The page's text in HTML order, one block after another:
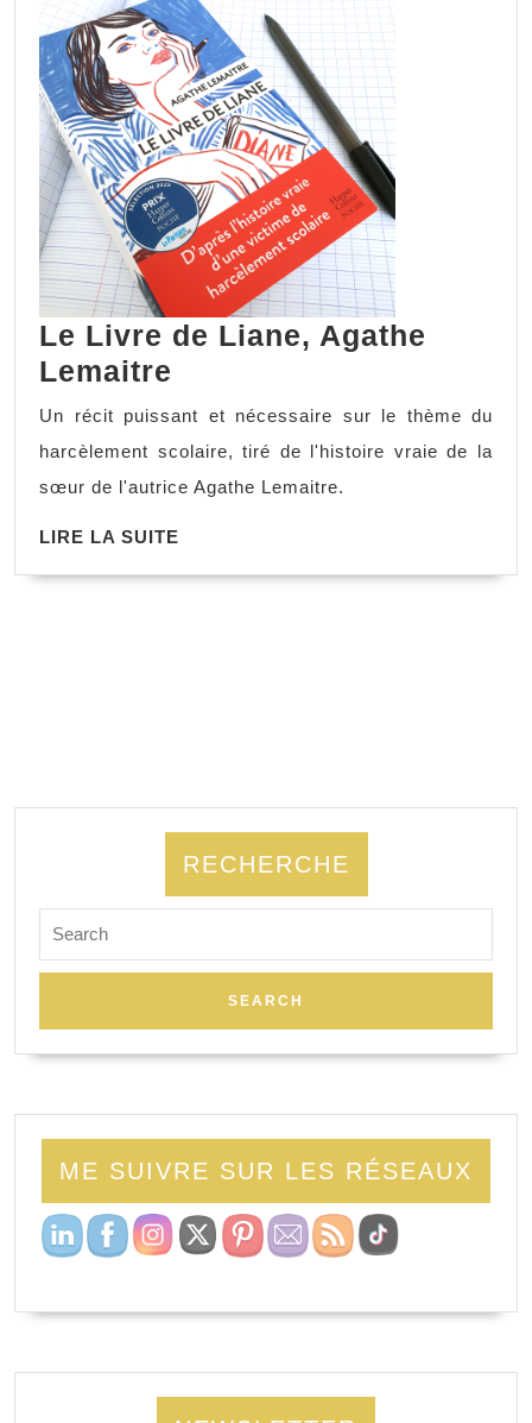
Le Livre de Liane, Agathe
Lemaitre
Un récit puissant et nécessaire sur le thème du
harcèlement scolaire, tiré de l'histoire vraie de la
sœur de l'autrice Agathe Lemaitre.
LIRE LA SUITE
RECHERCHE
ME SUIVRE SUR LES RÉSEAUX